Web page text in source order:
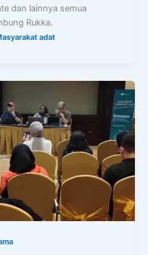
dan lainnya semua
Rukka.
adat